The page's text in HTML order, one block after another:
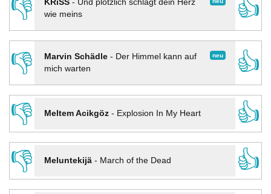
👎
KRiSS- Und plötzlich schlägt dein Herz
wie meins
👍
👎 neu
Marvin Schädle- Der Himmel kann auf
mich warten
👍
👎
Meltem Acikgöz- Explosion In My Heart
👍
👎
Meluntekijä- March of the Dead
👍